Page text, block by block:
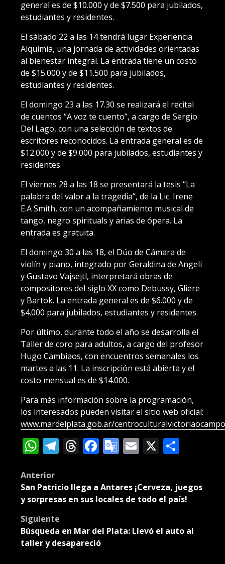
general es de $10.000 y de $7.500 para jubilados,
estudiantes y residentes.
El sábado 22 a las 14 tendrá lugar Experiencia
Alquimia, una jornada de actividades orientadas
al bienestar integral. La entrada tiene un costo
de $15.000 y de $11.500 para jubilados,
estudiantes y residentes.
El domingo 23 a las 17.30 se realizará el recital
de cuentos “A voz te cuento”, a cargo de Sergio
Del Lago, con una selección de textos de
escritores reconocidos. La entrada general es de
$12.000 y de $9.000 para jubilados, estudiantes y
residentes.
El viernes 28 a las 18 se presentará la tesis “La
palabra del valor a la tragedia”, de la Lic. Irene
E.A Smith, con un acompañamiento musical de
tango, negro spirituals y arias de ópera. La
entrada es gratuita.
El domingo 30 a las 18, el Dúo de Cámara de
violín y piano, integrado por Geraldina de Angeli
y Gustavo Vajsejtl, interpretará obras de
compositores del siglo XX como Debussy, Gliere
y Bartok. La entrada general es de $6.000 y de
$4.000 para jubilados, estudiantes y residentes.
Por último, durante todo el año se desarrolla el
Taller de coro para adultos, a cargo del profesor
Hugo Cambiaos, con encuentros semanales los
martes a las 11. La inscripción está abierta y el
costo mensual es de $14.000.
Para más información sobre la programación,
los interesados pueden visitar el sitio web oficial:
www.mardelplata.gob.ar/centroculturalvictoriaocampo
WhatsApp
Telegram
Threads
Facebook
Google
Email
X
Post
navigation
Anterior
San Patricio llega a Antares ¡Cerveza, juegos
y sorpresas en sus locales de todo el país!
Siguiente
Búsqueda en Mar del Plata: Llevó el auto al
taller y desapareció